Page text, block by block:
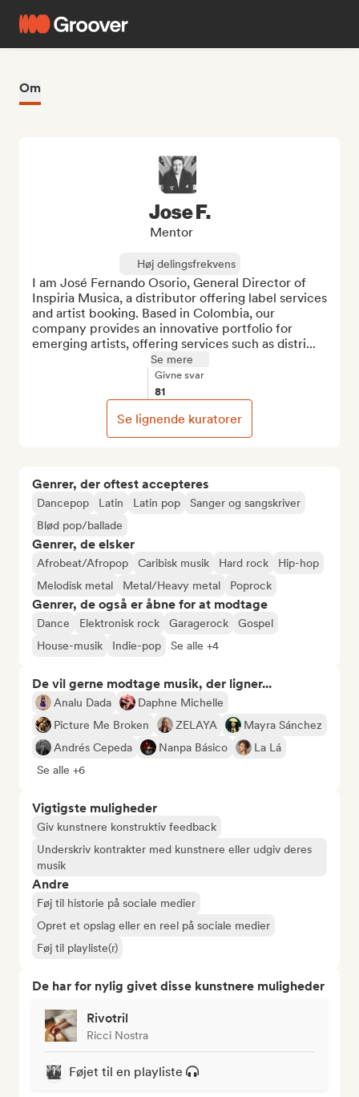
Om
Genrer, der oftest accepteres
Dancepop Latin Latin pop
Sanger og sangskriver
Blød pop/ballade
Genrer, de elsker
Afrobeat/Afropop Caribisk musik Hard rock
Hip-hop
Melodisk metal
Metal/Heavy metal Poprock
Genrer, de også er åbne for at modtage
Dance Elektronisk rock Garagerock
Gospel
House-musik
Indie-pop Se alle +4
De vil gerne modtage musik, der ligner...
Analu Dada
Daphne Michelle
Picture Me Broken
ZELAYA
Mayra Sánchez
Andrés Cepeda
Nanpa Básico
La Lá
Se alle +6
Vigtigste muligheder
Giv kunstnere konstruktiv feedback
Underskriv kontrakter med kunstnere eller udgiv deres
musik
Andre
Føj til historie på sociale medier
Opret et opslag eller en reel på sociale medier
Føj til playliste(r)
De har for nylig givet disse kunstnere muligheder
Rivotril
Ricci Nostra
Føjet til en playliste
Jose F.
Mentor
Høj delingsfrekvens
I am José Fernando Osorio, General Director of
Inspiria Musica, a distributor offering label services
and artist booking. Based in Colombia, our
company provides an innovative portfolio for
emerging artists, offering services such as distri...
Se mere
Givne svar
81
Se lignende kuratorer